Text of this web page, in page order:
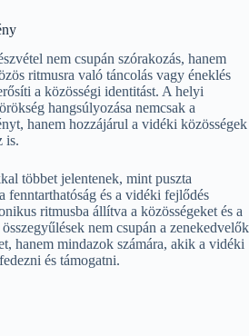
nem csupán szórakozás, hanem
ritmusra való táncolás vagy éneklés
a közösségi identitást. A helyi
hangsúlyozása nemcsak a
hanem hozzájárul a vidéki közösségek
is.
többet jelentenek, mint puszta
fenntarthatóság és a vidéki fejlődés
ritmusba állítva a közösségeket és a
nem csupán a zenekedvelők
hanem mindazok számára, akik a vidéki
és támogatni.